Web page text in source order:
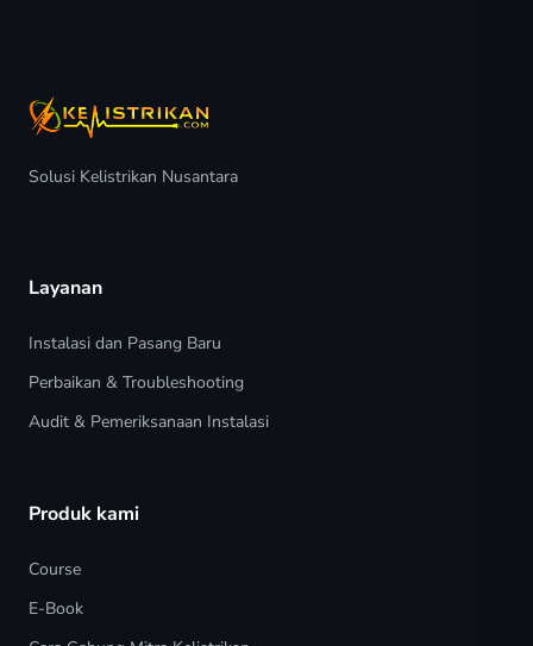
Solusi Kelistrikan Nusantara
Layanan
Instalasi dan Pasang Baru
Perbaikan & Troubleshooting
Audit & Pemeriksanaan Instalasi
Produk kami
Course
E-Book